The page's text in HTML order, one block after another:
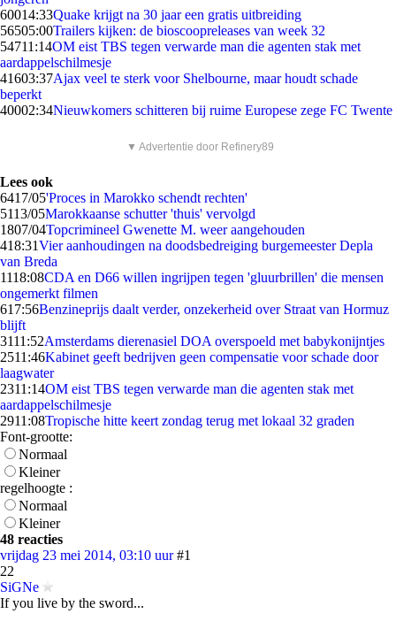
60014:33Quake krijgt na 30 jaar een gratis uitbreiding
56505:00Trailers kijken: de bioscoopreleases van week 32
54711:14OM eist TBS tegen verwarde man die agenten stak met
aardappelschilmesje
41603:37Ajax veel te sterk voor Shelbourne, maar houdt schade
beperkt
40002:34Nieuwkomers schitteren bij ruime Europese zege FC Twente
▼ Advertentie door Refinery89
Lees ook
6417/05'Proces in Marokko schendt rechten'
5113/05Marokkaanse schutter 'thuis' vervolgd
1807/04Topcrimineel Gwenette M. weer aangehouden
418:31Vier aanhoudingen na doodsbedreiging burgemeester Depla
van Breda
1118:08CDA en D66 willen ingrijpen tegen 'gluurbrillen' die mensen
ongemerkt filmen
617:56Benzineprijs daalt verder, onzekerheid over Straat van Hormuz
blijft
3111:52Amsterdams dierenasiel DOA overspoeld met babykonijntjes
2511:46Kabinet geeft bedrijven geen compensatie voor schade door
laagwater
2311:14OM eist TBS tegen verwarde man die agenten stak met
aardappelschilmesje
2911:08Tropische hitte keert zondag terug met lokaal 32 graden
Font-grootte:
Normaal
Kleiner
regelhoogte :
Normaal
Kleiner
48 reacties
vrijdag 23 mei 2014, 03:10 uur #1
22
SiGNe
If you live by the sword...